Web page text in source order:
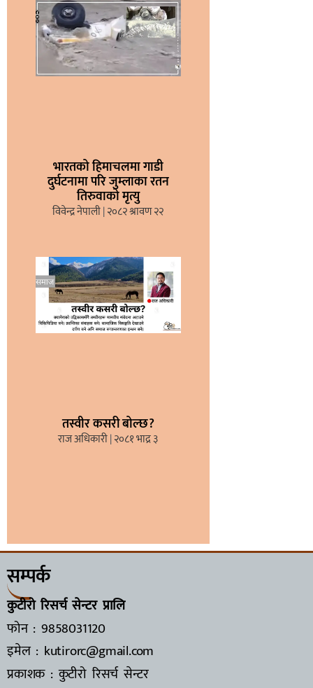
भारतको हिमाचलमा गाडी
दुर्घटनामा परि जुम्लाका रतन
तिरुवाको मृत्यु
विवेन्द्र नेपाली २०८२ श्रावण २२
तस्वीर कसरी बोल्छ?
राज अधिकारी २०८१ भाद्र ३
सम्पर्क
कुटीरो रिसर्च सेन्टर प्रालि
फोन : 9858031120
इमेल : kutirorc@gmail.com
प्रकाशक : कुटीरो रिसर्च सेन्टर